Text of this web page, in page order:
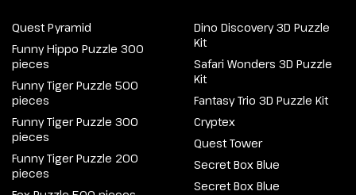
Quest Pyramid
Funny Hippo Puzzle 300
pieces
Funny Tiger Puzzle 500
pieces
Funny Tiger Puzzle 300
pieces
Funny Tiger Puzzle 200
pieces
Dino Discovery 3D Puzzle
Kit
Safari Wonders 3D Puzzle
Kit
Fantasy Trio 3D Puzzle Kit
Cryptex
Quest Tower
Secret Box Blue
Secret Box Blue